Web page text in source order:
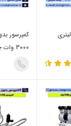
کمپرسور بدون روغن 250 لیتری
3000 وات چهار موتوره